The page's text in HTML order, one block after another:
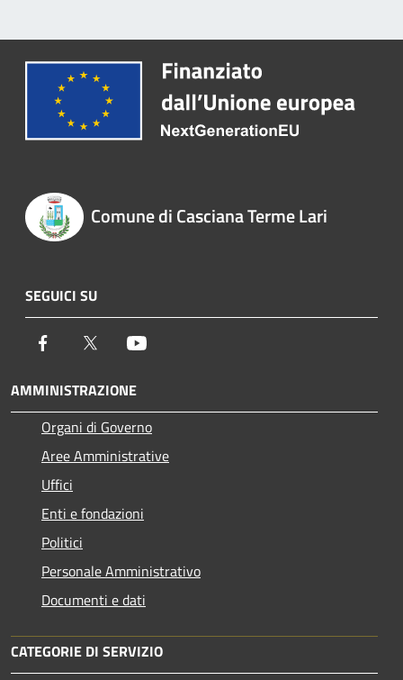
Comune di Casciana Terme Lari
SEGUICI SU
Facebook Twitter
AMMINISTRAZIONE
Organi di Governo
Aree Amministrative
Uffici
Enti e fondazioni
Politici
Personale Amministrativo
Documenti e dati
CATEGORIE DI SERVIZIO